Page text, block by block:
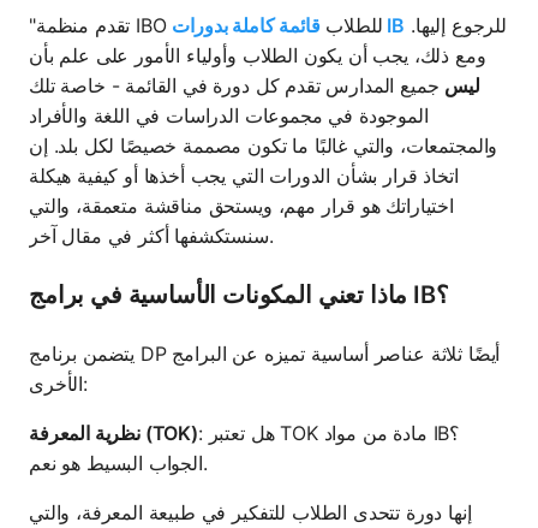
"تقدم منظمة IBO للطلاب قائمة كاملة بدورات IB
ومع ذلك، يجب أن يكون الطلاب وأولياء الأمور على علم بأن
ليس جميع المدارس تقدم كل دورة في القائمة - خاصة تلك
الموجودة في مجموعات الدراسات في اللغة والأفراد
والمجتمعات، والتي غالبًا ما تكون مصممة خصيصًا لكل بلد. إن
اتخاذ قرار بشأن الدورات التي يجب أخذها أو كيفية هيكلة
اختياراتك هو قرار مهم، ويستحق مناقشة متعمقة، والتي
سنستكشفها أكثر في مقال آخر.
ماذا تعني المكونات الأساسية في برامج IB؟
يتضمن برنامج DP أيضًا ثلاثة عناصر أساسية تميزه عن البرامج
الأخرى:
نظرية المعرفة (TOK): هل تعتبر TOK مادة من مواد IB؟
الجواب البسيط هو نعم.
إنها دورة تتحدى الطلاب للتفكير في طبيعة المعرفة، والتي